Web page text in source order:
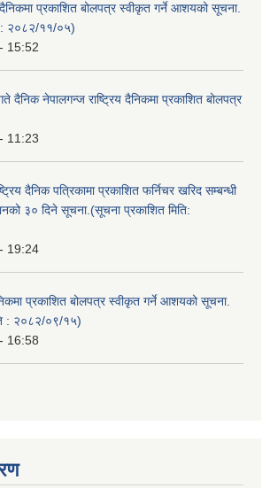
दैनिकमा प्रकाशित बोलपत्र स्वीकृत गर्ने आशयको सूचना.
२०८२/११/०५)
15:52
दैनिक नेपालगन्ज राष्ट्रिय दैनिकमा प्रकाशित बोलपत्र
11:23
दैनिक पत्रिकामा प्रकाशित फर्निचर खरिद सम्बन्धी
३० दिने सूचना.(सूचना प्रकाशित मिति:
19:24
प्रकाशित बोलपत्र स्वीकृत गर्ने आशयको सूचना.
: २०८२/०९/१५)
16:58